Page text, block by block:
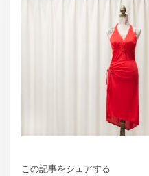
この記事をシェアする